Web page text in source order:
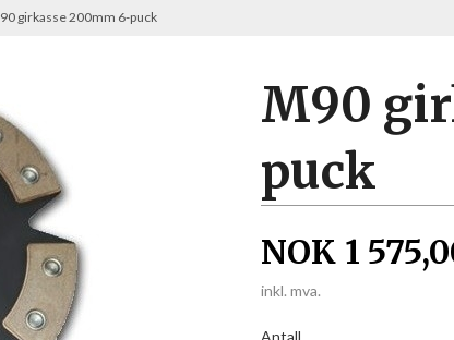
girkasse 200mm 6-puck
M90
puck
NOK 1
inkl. mva.